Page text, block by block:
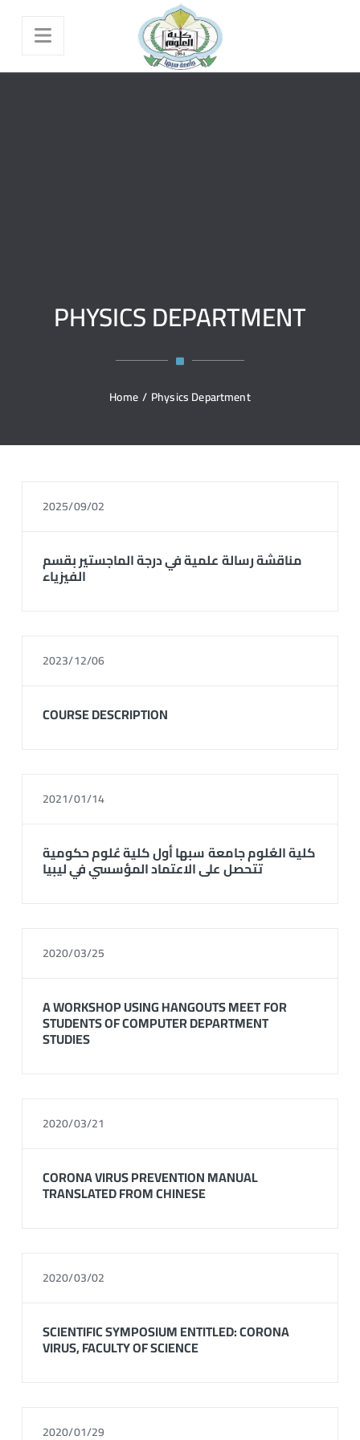
PHYSICS DEPARTMENT
Home/ Physics Department
2025/09/02
مناقشة رسالة علمية في درجة الماجستير بقسم
الفيزياء
2023/12/06
COURSE DESCRIPTION
2021/01/14
كلية العُلوم جامعة سبها أول كلية عُلوم حكومية
تتحصل على الاعتماد المؤسسي في ليبيا
2020/03/25
A WORKSHOP USING HANGOUTS MEET FOR
STUDENTS OF COMPUTER DEPARTMENT
STUDIES
2020/03/21
CORONA VIRUS PREVENTION MANUAL
TRANSLATED FROM CHINESE
2020/03/02
SCIENTIFIC SYMPOSIUM ENTITLED: CORONA
VIRUS, FACULTY OF SCIENCE
2020/01/29